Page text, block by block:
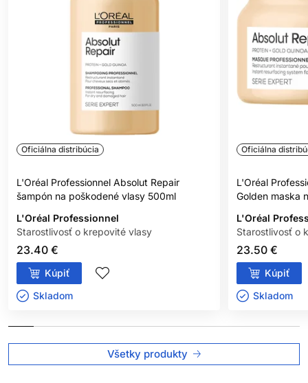
Oficiálna distribúcia
L'Oréal Professionnel Absolut Repair
šampón na poškodené vlasy 500ml
L'Oréal Professionnel
Starostlivosť o krepovité vlasy
23.40 €
Kúpiť
Skladom ㅤ
Oficiálna
L'Oréal
Golden maska
L'Oréal
Starostlivosť o
23.50 €
Kúpiť
Skladom ㅤ
Všetky produkty